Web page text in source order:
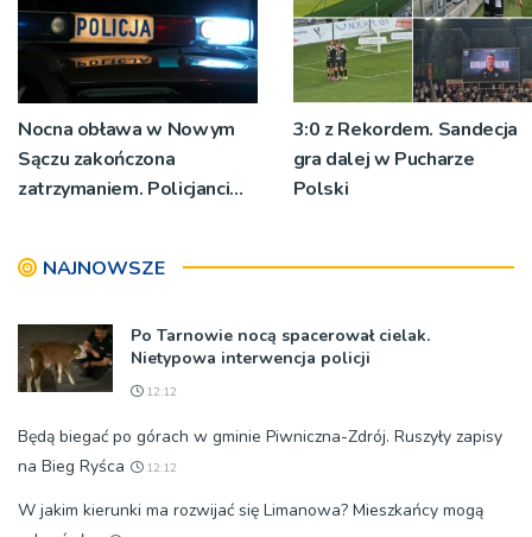
Nocna obława w Nowym
Sączu zakończona
zatrzymaniem. Policjanci
mężczyzny
3:0 z Rekordem. Sandecja
gra dalej w Pucharze
Polski
NAJNOWSZE
Po Tarnowie nocą spacerował cielak.
Nietypowa interwencja policji
12:12
Będą biegać po górach w gminie Piwniczna-Zdrój. Ruszyły zapisy
na Bieg Ryśca
12:12
W jakim kierunki ma rozwijać się Limanowa? Mieszkańcy mogą